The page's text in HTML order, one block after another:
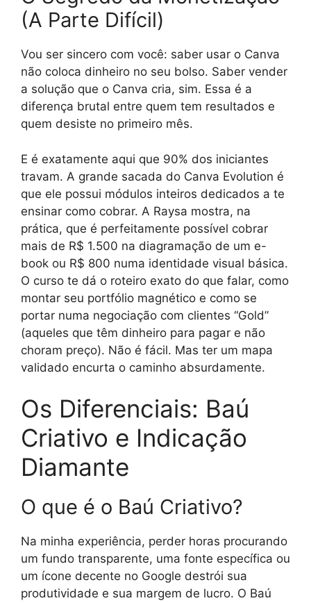
(A Parte Difícil)
Vou ser sincero com você: saber usar o Canva
não coloca dinheiro no seu bolso. Saber vender
a solução que o Canva cria, sim. Essa é a
diferença brutal entre quem tem resultados e
quem desiste no primeiro mês.
E é exatamente aqui que 90% dos iniciantes
travam. A grande sacada do Canva Evolution é
que ele possui módulos inteiros dedicados a te
ensinar como cobrar. A Raysa mostra, na
prática, que é perfeitamente possível cobrar
mais de R$ 1.500 na diagramação de um e-
book ou R$ 800 numa identidade visual básica.
O curso te dá o roteiro exato do que falar, como
montar seu portfólio magnético e como se
portar numa negociação com clientes “Gold”
(aqueles que têm dinheiro para pagar e não
choram preço). Não é fácil. Mas ter um mapa
validado encurta o caminho absurdamente.
Os Diferenciais: Baú
Criativo e Indicação
Diamante
O que é o Baú Criativo?
Na minha experiência, perder horas procurando
um fundo transparente, uma fonte específica ou
um ícone decente no Google destrói sua
produtividade e sua margem de lucro. O Baú